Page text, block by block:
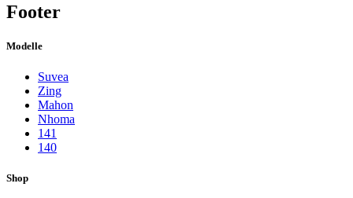
Footer
Modelle
Suvea
Zing
Mahon
Nhoma
141
140
Shop